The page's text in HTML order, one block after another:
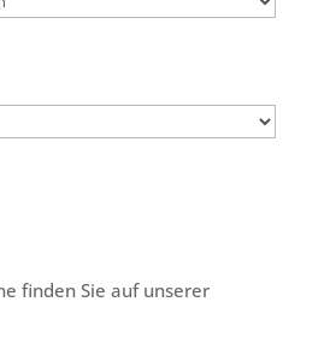
finden Sie auf unserer